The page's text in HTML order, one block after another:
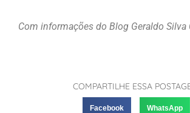
Com informações do Blog Geraldo Silva
COMPARTILHE ESSA
Facebook WhatsApp